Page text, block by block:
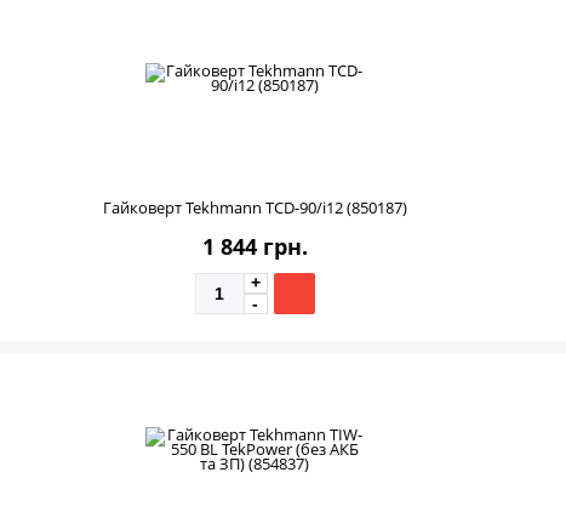
Гайковерт Tekhmann TCD-90/i12 (850187)
1 844 грн.